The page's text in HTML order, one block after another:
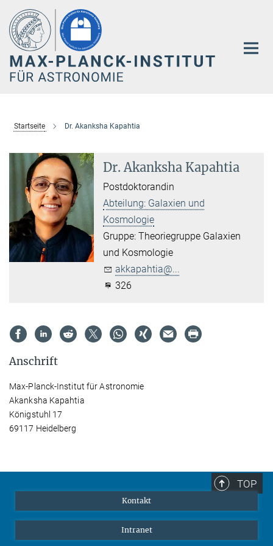
Hauptinhalt
Startseite Dr. Akanksha Kapahtia
Dr. Akanksha Kapahtia
Postdoktorandin
Abteilung: Galaxien und
Kosmologie
Gruppe: Theoriegruppe Galaxien
und Kosmologie
akkapahtia@...
326
Anschrift
Max-Planck-Institut für Astronomie
Akanksha Kapahtia
Königstuhl 17
69117 Heidelberg
TOP
Kontakt
Intranet